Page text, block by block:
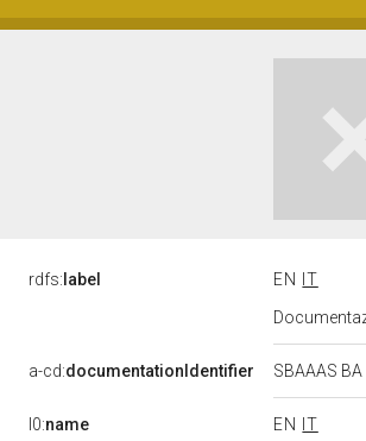
rdfs: label EN
IT
a-cd:documentationIdentifier SBAAAS
l0:name EN
IT